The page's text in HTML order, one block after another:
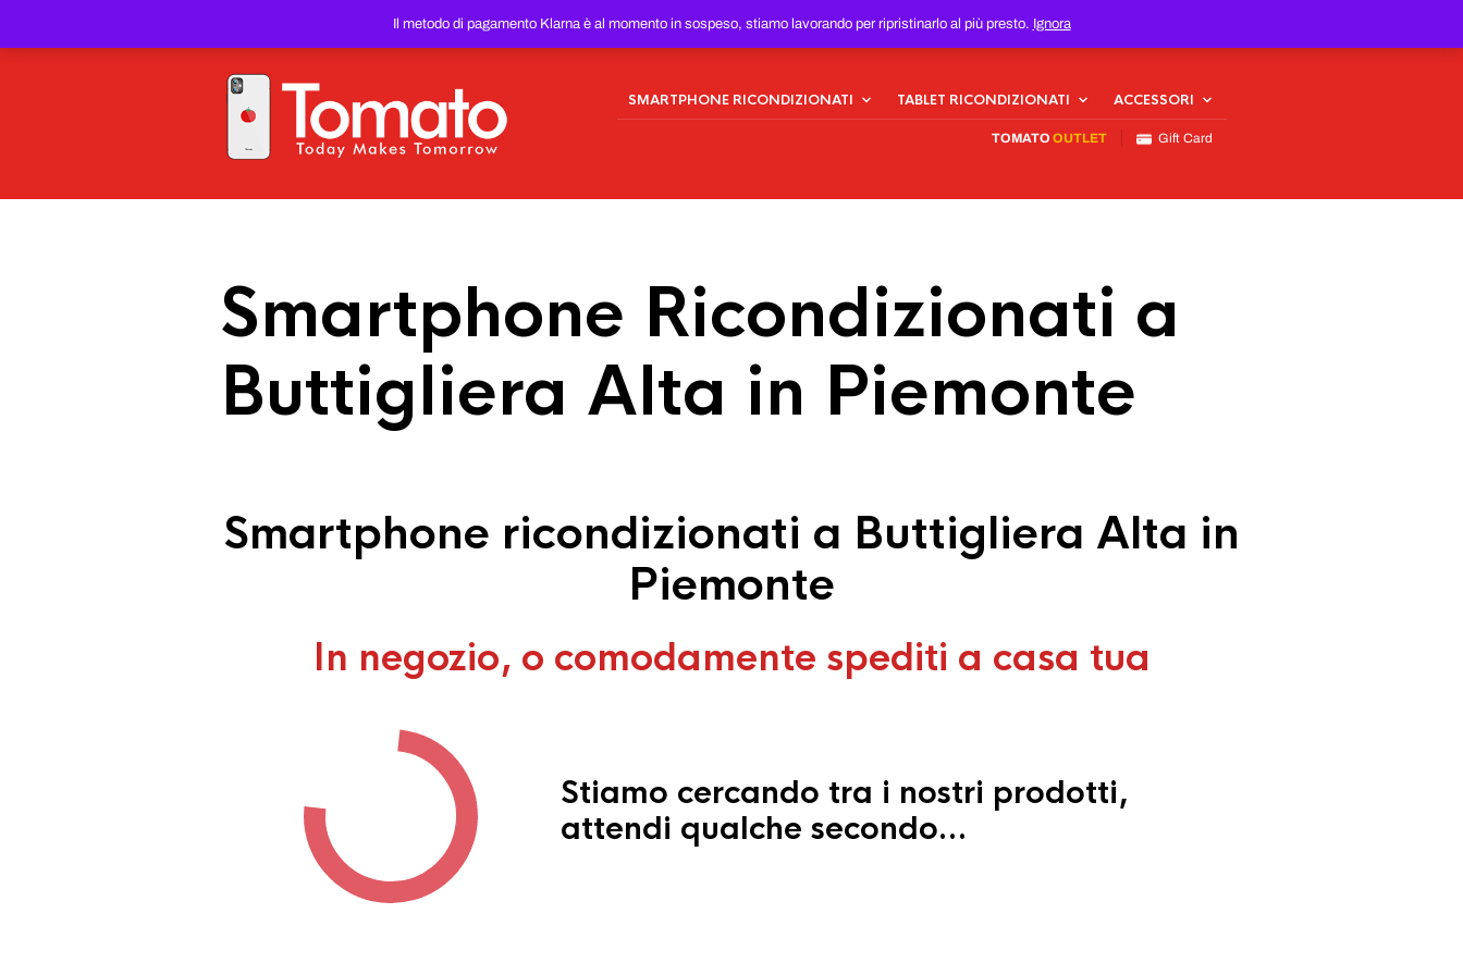
Il metodo di pagamento Klarna è al momento in sospeso, stiamo lavorando per ripristinarlo al più presto. Ignora
PREZZO DEL WEB!
SMARTPHONE RICONDIZIONATI TABLET RICONDIZIONATI ACCESSORI
TOMATO OUTLET Gift Card
Smartphone Ricondizionati a
Buttigliera Alta in Piemonte
Smartphone ricondizionati a Buttigliera Alta in
Piemonte
In negozio, o comodamente spediti a casa tua
Stiamo cercando tra i nostri prodotti,
attendi qualche secondo…